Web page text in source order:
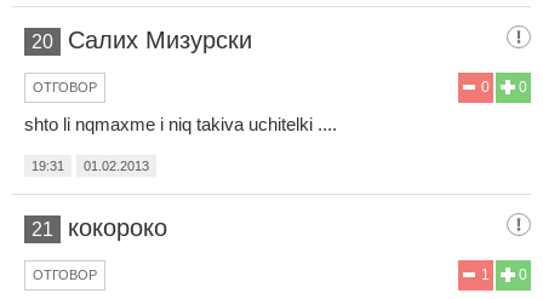
20 Салих Мизурски
0
0
ОТГОВОР
shto li nqmaxme i niq takiva uchitelki ....
19:31 01.02.2013
21 кокороко
0
1
ОТГОВОР